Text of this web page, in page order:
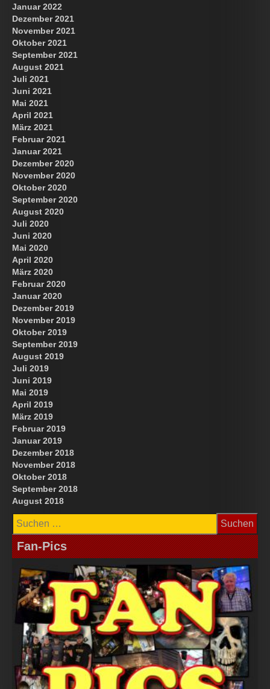
Januar 2022
Dezember 2021
November 2021
Oktober 2021
September 2021
August 2021
Juli 2021
Juni 2021
Mai 2021
April 2021
März 2021
Februar 2021
Januar 2021
Dezember 2020
November 2020
Oktober 2020
September 2020
August 2020
Juli 2020
Juni 2020
Mai 2020
April 2020
März 2020
Februar 2020
Januar 2020
Dezember 2019
November 2019
Oktober 2019
September 2019
August 2019
Juli 2019
Juni 2019
Mai 2019
April 2019
März 2019
Februar 2019
Januar 2019
Dezember 2018
November 2018
Oktober 2018
September 2018
August 2018
Suchen
nach:
Fan-Pics